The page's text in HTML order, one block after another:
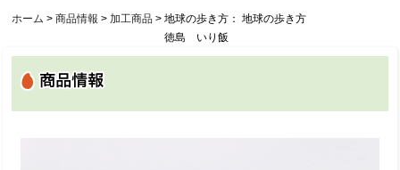
ホーム > 商品情報 > 加工商品 > 地球の歩き方： 地球の歩き方
徳島 いり飯